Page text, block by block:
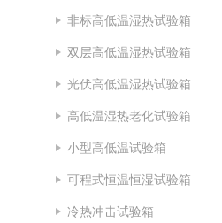
非标高低温湿热试验箱
双层高低温湿热试验箱
光伏高低温湿热试验箱
高低温湿热老化试验箱
小型高低温试验箱
可程式恒温恒湿试验箱
冷热冲击试验箱